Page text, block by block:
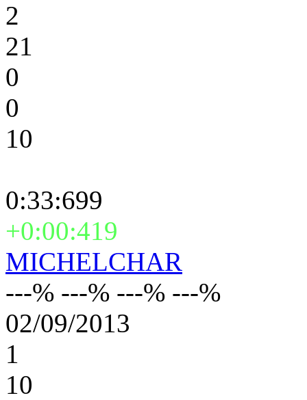
2
21
0
0
10
0:33:699
+0:00:419
MICHELCHAR
---% ---% ---% ---%
02/09/2013
1
10